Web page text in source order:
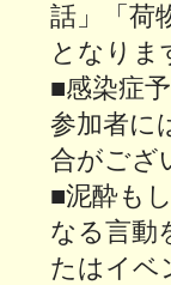
話」「荷
となりま
■感染症
参加者に
合がござ
■泥酔も
なる言動
たはイベ